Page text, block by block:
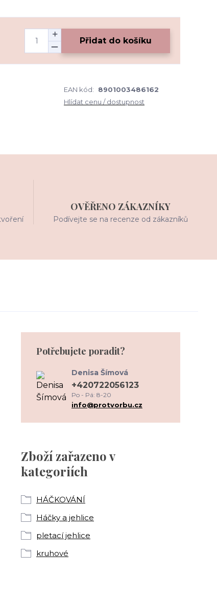
Přidat do košíku
EAN kód:
8901003486162
Hlídat cenu / dostupnost
OVĚŘENO ZÁKAZNÍKY
Podívejte se na recenze od zákazníků
Zboží zařazeno v
kategoriích
HÁČKOVÁNÍ
Háčky a jehlice
pletací jehlice
kruhové
Potřebujete poradit?
Denisa Šímová
+420722056123
Po - Pá: 8-20
info@protvorbu.cz